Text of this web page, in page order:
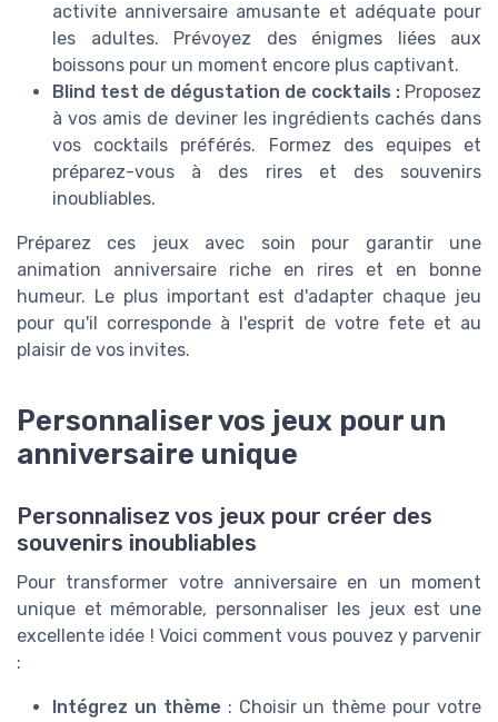
activite anniversaire amusante et adéquate pour
les adultes. Prévoyez des énigmes liées aux
boissons pour un moment encore plus captivant.
Blind test de dégustation de cocktails : Proposez
à vos amis de deviner les ingrédients cachés dans
vos cocktails préférés. Formez des equipes et
préparez-vous à des rires et des souvenirs
inoubliables.
Préparez ces jeux avec soin pour garantir une
animation anniversaire riche en rires et en bonne
humeur. Le plus important est d'adapter chaque jeu
pour qu'il corresponde à l'esprit de votre fete et au
plaisir de vos invites.
Personnaliser vos jeux pour un
anniversaire unique
Personnalisez vos jeux pour créer des
souvenirs inoubliables
Pour transformer votre anniversaire en un moment
unique et mémorable, personnaliser les jeux est une
excellente idée ! Voici comment vous pouvez y parvenir
:
Intégrez un thème : Choisir un thème pour votre